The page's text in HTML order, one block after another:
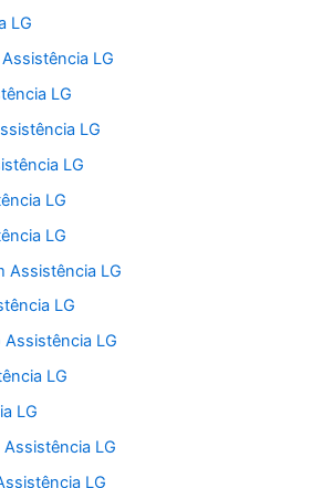
LG
LG
LG
LG
LG
LG
LG
Assistência LG
LG
Assistência LG
LG
LG
LG
LG